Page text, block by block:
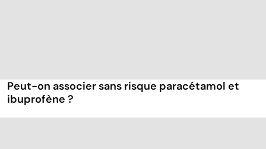
Peut-on associer sans risque paracétamol et
ibuprofène ?